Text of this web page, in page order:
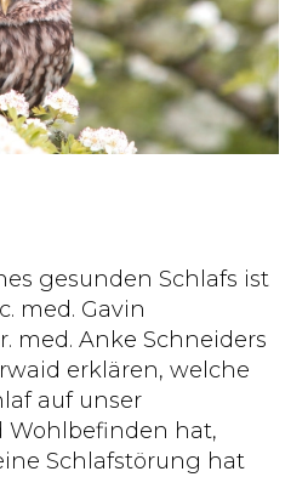
gesunden Schlafs ist
med. Gavin
med. Anke Schneiders
erklären, welche
auf unser
Wohlbefinden hat,
Schlafstörung hat